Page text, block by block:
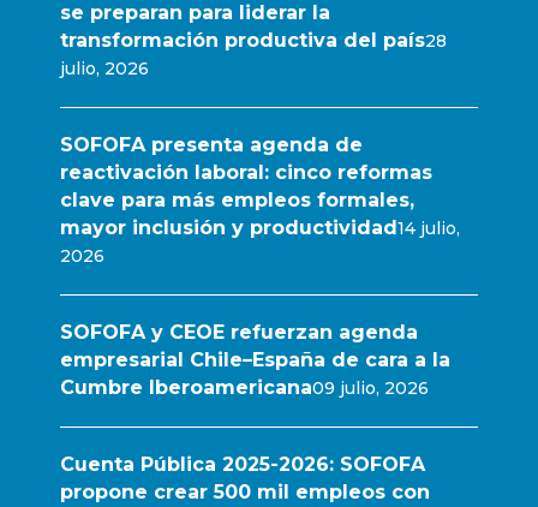
se preparan para liderar la
transformación productiva del país28
julio, 2026
SOFOFA presenta agenda de
reactivación laboral: cinco reformas
clave para más empleos formales,
mayor inclusión y productividad14 julio,
2026
SOFOFA y CEOE refuerzan agenda
empresarial Chile–España de cara a la
Cumbre Iberoamericana09 julio, 2026
Cuenta Pública 2025-2026: SOFOFA
propone crear 500 mil empleos con